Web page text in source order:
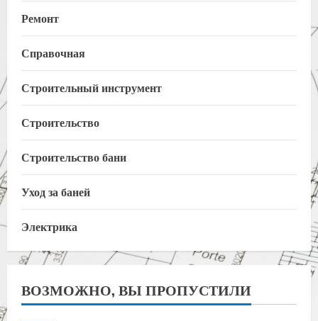
Ремонт
Справочная
Строительный инструмент
Строительство
Строительство бани
Уход за баней
Электрика
ВОЗМОЖНО, ВЫ ПРОПУСТИЛИ